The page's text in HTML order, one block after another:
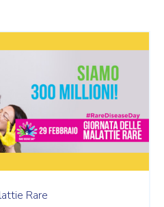
Rare